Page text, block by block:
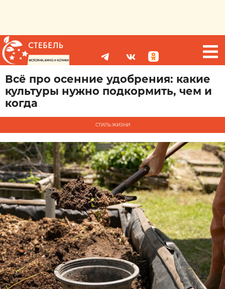
Всё про осенние удобрения: какие
культуры нужно подкормить, чем и
когда
СТИЛЬ ЖИЗНИ